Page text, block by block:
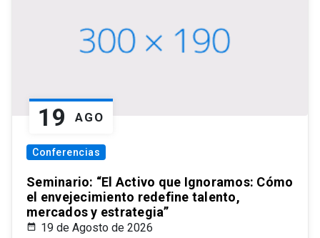
19 AGO
Conferencias
Seminario: “El Activo que Ignoramos: Cómo
el envejecimiento redefine talento,
mercados y estrategia”
19 de Agosto de 2026